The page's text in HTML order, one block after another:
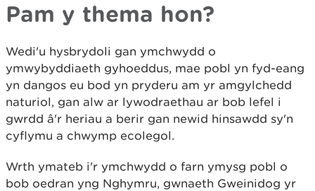
Pam y thema hon?
Wedi'u hysbrydoli gan ymchwydd o
ymwybyddiaeth gyhoeddus, mae pobl yn fyd-eang
yn dangos eu bod yn pryderu am yr amgylchedd
naturiol, gan alw ar lywodraethau ar bob lefel i
gwrdd â'r heriau a berir gan newid hinsawdd sy'n
cyflymu a chwymp ecolegol.
Wrth ymateb i'r ymchwydd o farn ymysg pobl o
bob oedran yng Nghymru, gwnaeth Gweinidog yr